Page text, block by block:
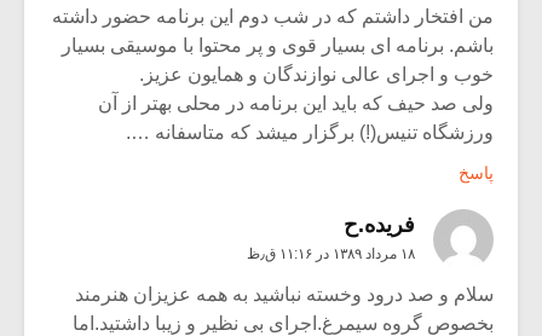
من افتخار داشتم که در شب دوم این برنامه حضور داشته
باشم. برنامه ای بسیار قوی و پر محتوا با موسیقی بسیار
خوب و اجرای عالی نوازندگان و همایون عزیز.
ولی صد حیف که باید این برنامه در محلی بهتر از آن
ورزشگاه تنیس(!) برگزار میشد که متاسفانه ….
پاسخ
فريده.ح
۱۸ مرداد ۱۳۸۹ در ۱۱:۱۶ ق٫ظ
سلام و صد درود وخسته نباشید به همه عزیزان هنرمند
بخصوص گروه سیمرغ.اجرای بی نظیر و زیبا داشتید.اما